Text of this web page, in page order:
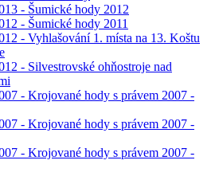
- Šumické hody 2012
- Šumické hody 2011
- Vyhlašování 1. místa na 13. Koštu
- Silvestrovské ohňostroje nad
- Krojované hody s právem 2007 -
- Krojované hody s právem 2007 -
- Krojované hody s právem 2007 -